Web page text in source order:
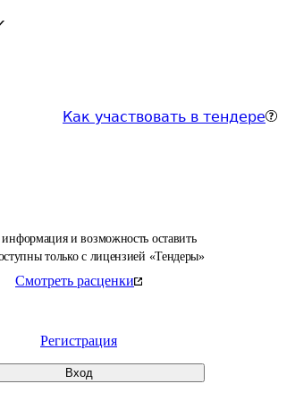
Как участвовать в тендере
и возможность оставить
только с лицензией «Тендеры»
Смотреть расценки
Регистрация
Вход